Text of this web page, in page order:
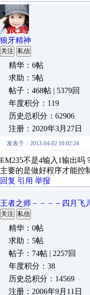
狼牙精神
关注 私信
精华：6帖
求助：5帖
帖子：468帖 | 5379回
年度积分：119
历史总积分：62906
注册：2020年3月27日
发表于：2013-04-02 16:02:24
EM235不是4输入1输出吗
主要的是做好程序才能控
回复 引用 举报
王者之师－－－－四月飞
关注 私信
精华：0帖
求助：5帖
帖子：74帖 | 2257回
年度积分：38
历史总积分：14569
注册：2006年9月11日